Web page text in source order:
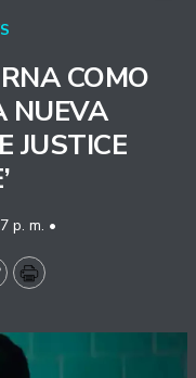
COMO
NUEVA
JUSTICE
p. m. •
Print